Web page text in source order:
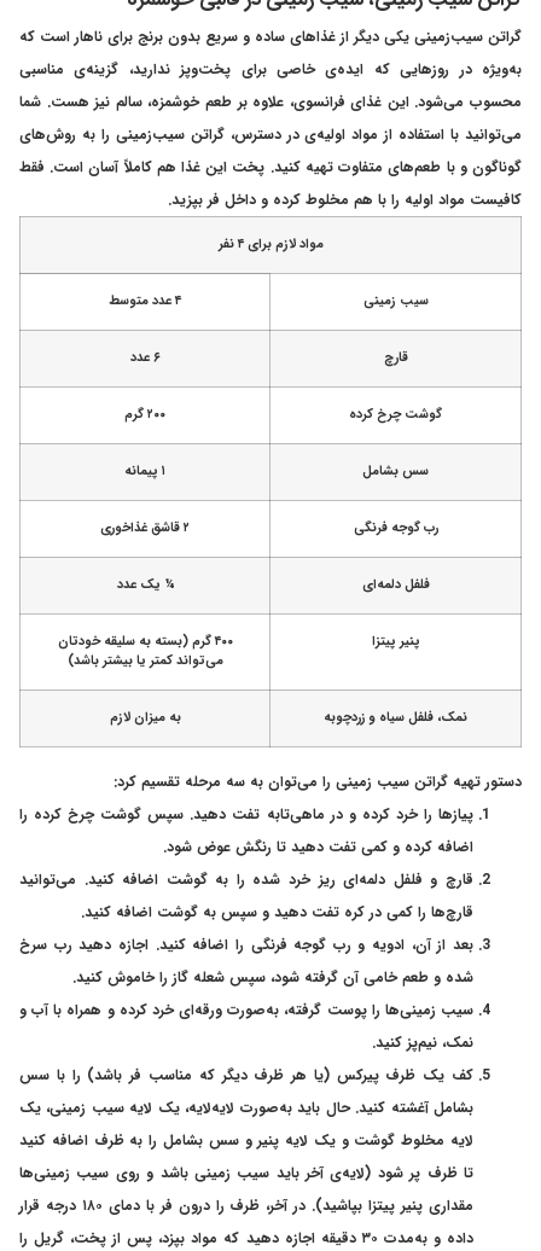
گراتن سیب‌زمینی یکی دیگر از غذاهای ساده و سریع بدون برنج برای ناهار است که
به‌ویژه در روزهایی که ایده‌ی خاصی برای پخت‌وپز ندارید، گزینه‌ی مناسبی
محسوب می‌شود. این غذای فرانسوی، علاوه بر طعم خوشمزه، سالم نیز هست. شما
می‌توانید با استفاده از مواد اولیه‌ی در دسترس، گراتن سیب‌زمینی را به روش‌های
گوناگون و با طعم‌های متفاوت تهیه کنید. پخت این غذا هم کاملاً آسان است. فقط
کافیست مواد اولیه را با هم مخلوط کرده و داخل فر بپزید.
مواد لازم برای ۴ نفر
سیب زمینی ۴ عدد متوسط
قارچ ۶ عدد
گوشت چرخ کرده ۲۰۰ گرم
سس بشامل ۱ پیمانه
رب گوجه فرنگی ۲ قاشق غذاخوری
فلفل دلمه‌ای ¼ یک عدد
پنیر پیتزا
۴۰۰ گرم (بسته به سلیقه خودتان
می‌تواند کمتر یا بیشتر باشد)
نمک، فلفل سیاه و زردچوبه به میزان لازم
دستور تهیه گراتن سیب زمینی را می‌توان به سه مرحله تقسیم کرد:
پیازها را خرد کرده و در ماهی‌تابه تفت دهید. سپس گوشت چرخ کرده را
اضافه کرده و کمی تفت دهید تا رنگش عوض شود.
قارچ و فلفل دلمه‌ای ریز خرد شده را به گوشت اضافه کنید. می‌توانید
قارچ‌ها را کمی در کره تفت دهید و سپس به گوشت اضافه کنید.
بعد از آن، ادویه و رب گوجه فرنگی را اضافه کنید. اجازه دهید رب سرخ
شده و طعم خامی آن گرفته شود، سپس شعله گاز را خاموش کنید.
سیب زمینی‌ها را پوست گرفته، به‌صورت ورقه‌ای خرد کرده و همراه با آب و
نمک، نیم‌پز کنید.
کف یک ظرف پیرکس (یا هر ظرف دیگر که مناسب فر باشد) را با سس
بشامل آغشته کنید. حال باید به‌صورت لایه‌لایه، یک لایه سیب زمینی، یک
لایه مخلوط گوشت و یک لایه پنیر و سس بشامل را به ظرف اضافه کنید
تا ظرف پر شود (لایه‌ی آخر باید سیب زمینی باشد و روی سیب زمینی‌ها
مقداری پنیر پیتزا بپاشید). در آخر، ظرف را درون فر با دمای ۱۸۰ درجه قرار
داده و به‌مدت ۳۰ دقیقه اجازه دهید که مواد بپزد، پس از پخت، گریل را